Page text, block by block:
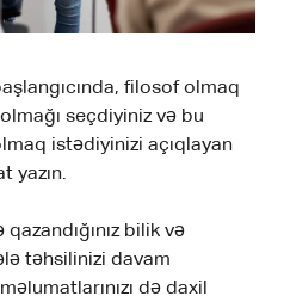
filosof olmaq
seçdiyiniz və bu
istədiyinizi açıqlayan
yazın.
bilik və
təhsilinizi davam
də daxil